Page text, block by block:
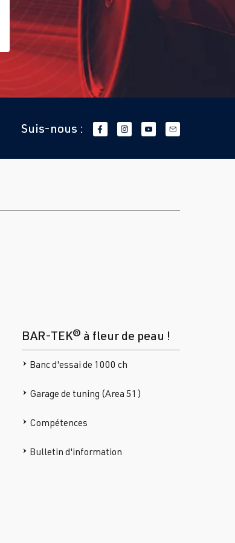
Suis-nous :
BAR-TEK® à fleur de peau !
Banc d'essai de 1000 ch
Garage de tuning (Area 51)
Compétences
Bulletin d'information